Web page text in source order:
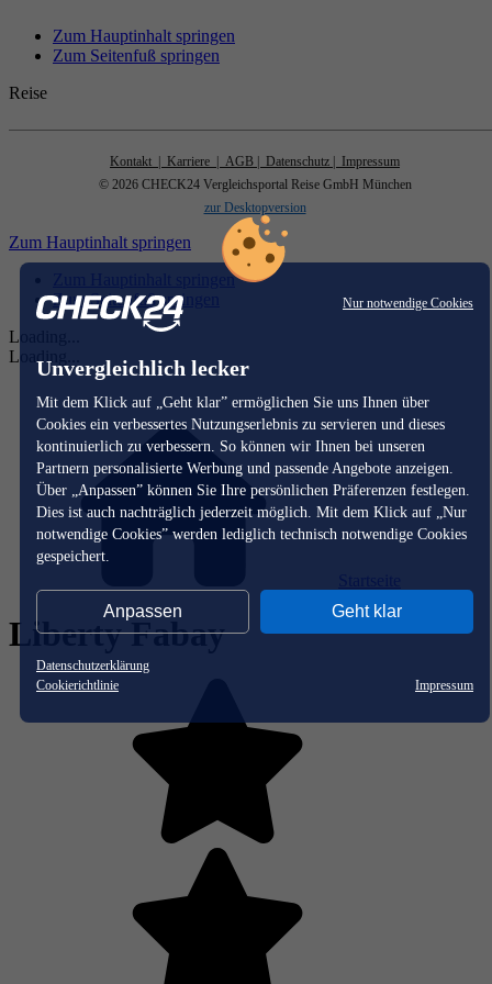
Nur notwendige Cookies
Unvergleichlich lecker
Mit dem Klick auf „Geht klar” ermöglichen Sie uns Ihnen über
Cookies ein verbessertes Nutzungserlebnis zu servieren und dieses
kontinuierlich zu verbessern. So können wir Ihnen bei unseren
Partnern personalisierte Werbung und passende Angebote anzeigen.
Über „Anpassen” können Sie Ihre persönlichen Präferenzen festlegen.
Dies ist auch nachträglich jederzeit möglich. Mit dem Klick auf „Nur
notwendige Cookies” werden lediglich technisch notwendige Cookies
gespeichert.
Anpassen Geht klar
Datenschutzerklärung
Cookierichtlinie
Impressum
Zum Hauptinhalt springen
Zum Seitenfuß springen
Reise
Kontakt | Karriere | AGB | Datenschutz
| Impressum
© 2026 CHECK24 Vergleichsportal Reise GmbH München
zur Desktopversion
Zum Hauptinhalt springen
Zum Hauptinhalt springen
Zum Seitenfuß springen
Loading...
Loading...
Liberty Fabay